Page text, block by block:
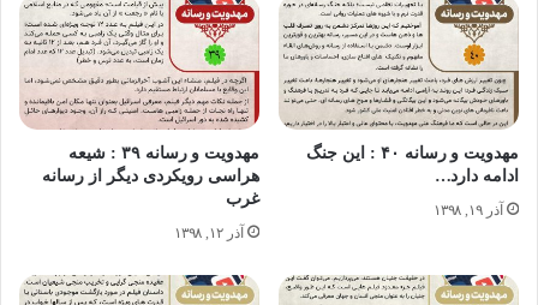
📚 نظریه های رسانه
مهدویت و رسانه ۴۰ : این جنگ
ادامه دارد…
آذر ۱۹, ۱۳۹۸
مهدویت و رسانه ۳۹ : شیعه
هراسی رویکردی دیگر از رسانه
غرب
آذر ۱۲, ۱۳۹۸